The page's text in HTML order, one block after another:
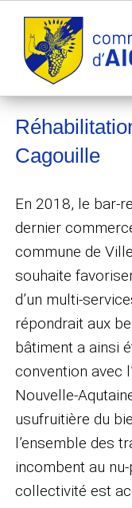
Commune
Cagouille
En 2018, le bar-
dernier
commune de
souhaite
d’un multi-
répondrait aux
bâtiment a ainsi
convention avec
Nouvelle-
usufruitière du
l’ensemble des
incombent au
collectivité est